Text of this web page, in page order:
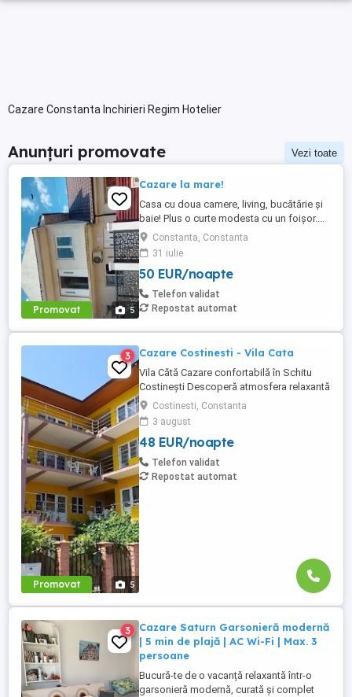
Cazare Constanta Inchirieri Regim Hotelier
Anunțuri promovate Vezi toate
Promovat 5
Cazare la mare!
Casa cu doua camere, living, bucătărie și
baie! Plus o curte modesta cu un foișor....
Constanta, Constanta
31 iulie
50 EUR/noapte
Telefon validat
Repostat automat
Promovat 5
3 Cazare Costinesti - Vila Cata
Vila Cătă Cazare confortabilă în Schitu
Costinești Descoperă atmosfera relaxantă
a litoralului românesc la Vila Cătălin,
alegerea ideală pentru vacanțe în familie,
sejururi cu prietenii sau grupuri organizate.
Unitatea pune la dispoziția turiștilor 15
camere spațioase, dintre care: 13 camere
duble ...
Costinesti, Constanta
3 august
48 EUR/noapte
Telefon validat
Repostat automat
3
Cazare Saturn Garsonieră modernă
| 5 min de plajă | AC Wi-Fi | Max. 3
persoane
Bucură-te de o vacanță relaxantă într-o
garsonieră modernă, curată și complet